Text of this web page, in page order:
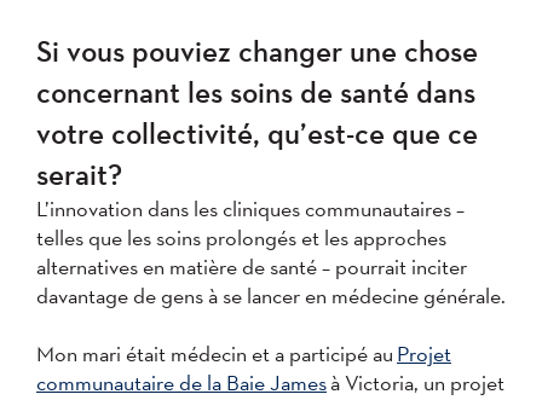
Si vous pouviez changer une chose
concernant les soins de santé dans
votre collectivité, qu’est-ce que ce
serait?
L’innovation dans les cliniques communautaires –
telles que les soins prolongés et les approches
alternatives en matière de santé – pourrait inciter
davantage de gens à se lancer en médecine générale.
Mon mari était médecin et a participé au Projet
communautaire de la Baie Jamesà Victoria, un projet